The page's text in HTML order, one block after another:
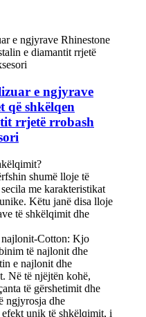
e ngjyrave
që shkëlqen
rrjetë rrobash
shumë lloje të
me karakteristikat
Këtu janë disa lloje
të shkëlqimit dhe
najlonit-Cotton: Kjo
të najlonit dhe
e najlonit dhe
Në të njëjtën kohë,
të gërshetimit dhe
ngjyrosja dhe
unik të shkëlqimit, i